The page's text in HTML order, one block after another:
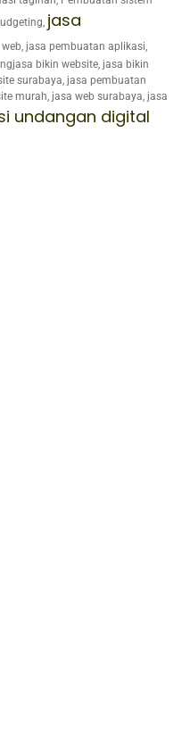
jasa
web, jasa pembuatan aplikasi,
bikin website, jasa bikin
surabaya, jasa pembuatan
murah, jasa web surabaya, jasa
undangan digital